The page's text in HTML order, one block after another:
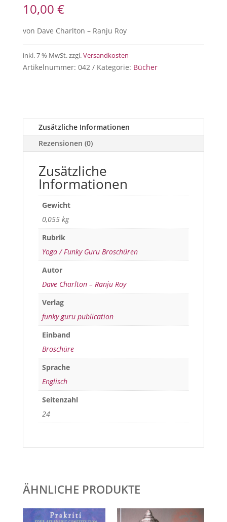
10,00 €
von Dave Charlton – Ranju Roy
inkl. 7 % MwSt.zzgl.Versandkosten
Artikelnummer: 042 Kategorie: Bücher
Zusätzliche Informationen
Rezensionen (0)
Zusätzliche
Informationen
Gewicht
0,055 kg
Rubrik
Yoga / Funky Guru Broschüren
Autor
Dave Charlton – Ranju Roy
Verlag
funky guru publication
Einband
Broschüre
Sprache
Englisch
Seitenzahl
24
ÄHNLICHE PRODUKTE